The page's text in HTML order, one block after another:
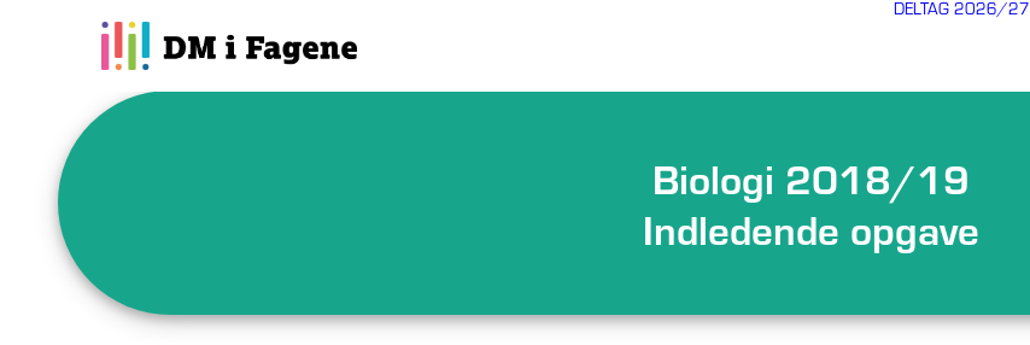
DELTAG 2026/27
Biologi 2018/19
Indledende opgave